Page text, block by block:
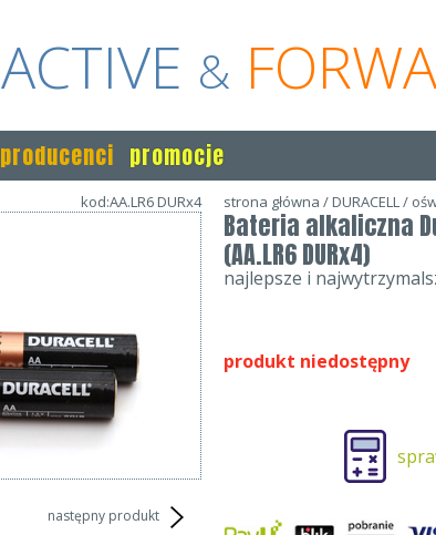
ACTIVE &
producenci promocje
kod:AA.LR6 DURx4
następny produkt
strona główna /DURACELL/
Bateria alkaliczna
(AA.LR6 DURx4)
najlepsze i
produkt niedostępny